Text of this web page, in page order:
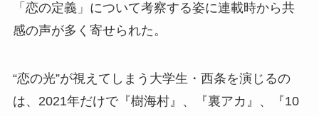
「恋の定義」について考察する姿に連載時から共
感の声が多く寄せられた。
“恋の光”が視えてしまう大学生・西条を演じるの
は、2021年だけで『樹海村』、『裏アカ』、『10